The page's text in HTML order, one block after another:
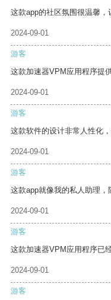
这款app的社区氛围很温馨，
2024-09-01
游客
这款加速器VPM应用程序提
2024-09-01
游客
这款软件的设计非常人性化
2024-09-01
游客
这款app就像我的私人助理，
2024-09-01
游客
这款加速器VPM应用程序已
2024-09-01
游客